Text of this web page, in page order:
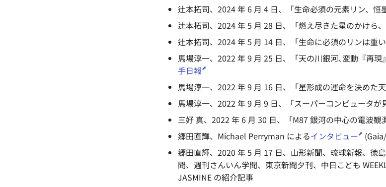
辻本拓司、2024 年 6 月 4 日、「生命必須の元素リン、恒
辻本拓司、2024 年 5 月 28 日、「燃え尽きた星のかけら
辻本拓司、2024 年 5 月 14 日、「生命に必須のリンは重
馬場淳一、2022 年 9 月 25 日、「天の川銀河､変動『再現
手日報
馬場淳一、2022 年 9 月 16 日、「星形成の運命を決めた
馬場淳一、2022 年 9 月 9 日、「スーパーコンピュータが
三好 真、2022 年 6 月 30 日、「M87 銀河の中心の電波観
郷田直輝、Michael Perryman によるインタビュー
郷田直輝、2020 年 5 月 17 日、山形新聞、琉球新報、徳
聞、週刊さんいん学聞、東京新聞夕刊、中日こども
JASMINE の紹介記事